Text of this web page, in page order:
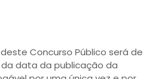
Concurso Público será de
data da publicação da